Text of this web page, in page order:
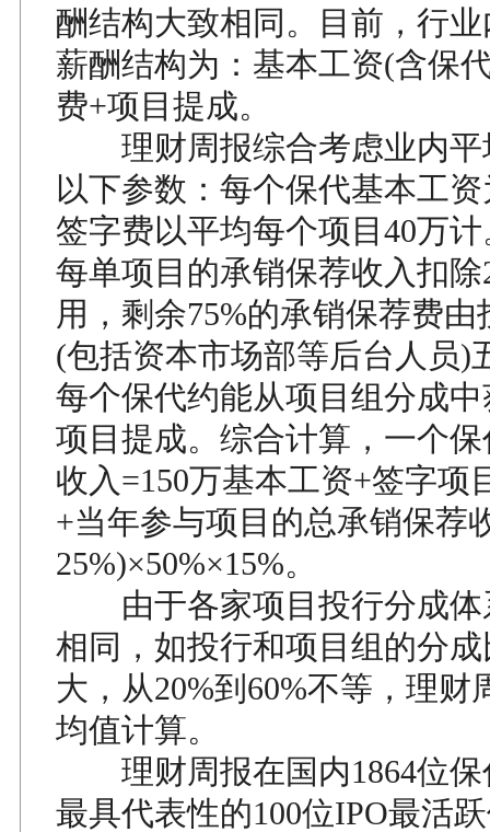
酬结构大致相同。目前，行
薪酬结构为：基本工资(含保
费+项目提成。
理财周报综合考虑业内平
以下参数：每个保代基本工
签字费以平均每个项目40万
每单项目的承销保荐收入扣除
用，剩余75%的承销保荐费
(包括资本市场部等后台人员)
每个保代约能从项目组分成中
项目提成。综合计算，一个
收入=150万基本工资+签字项
+当年参与项目的总承销保荐
25%)×50%×15%。
由于各家项目投行分成体
相同，如投行和项目组的分
大，从20%到60%不等，理财
均值计算。
理财周报在国内1864位保
最具代表性的100位IPO最活